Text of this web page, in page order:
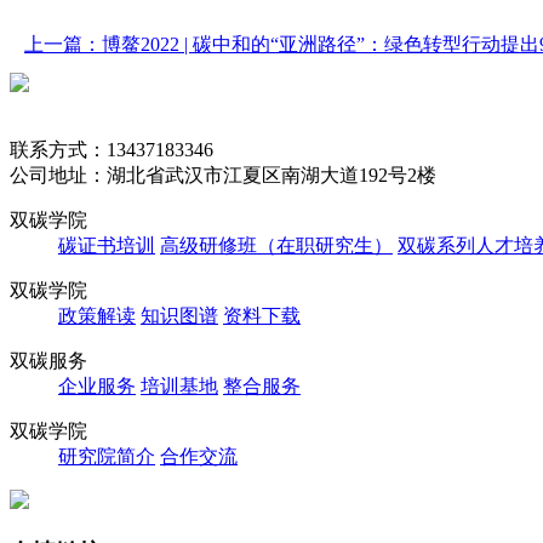
上一篇：博鳌2022 | 碳中和的“亚洲路径”：绿色转型行动提
联系方式：13437183346
公司地址：湖北省武汉市江夏区南湖大道192号2楼
双碳学院
碳证书培训 高级研修班（在职研究生） 双碳系列人才培
双碳学院
政策解读 知识图谱 资料下载
双碳服务
企业服务 培训基地 整合服务
双碳学院
研究院简介 合作交流